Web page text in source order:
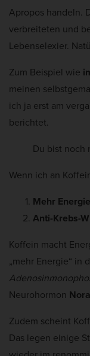
Apropos handeln.
verbreiteten und
Lebenselexier.
Zum Beispiel wie
meinen
ich ja erst am
berichtet.
Du bist noch
Wenn ich an
Mehr Energie
Anti-Krebs-
Koffein macht
„mehr Energie“ in
Neurohormon
Zudem scheint
Das legen einige